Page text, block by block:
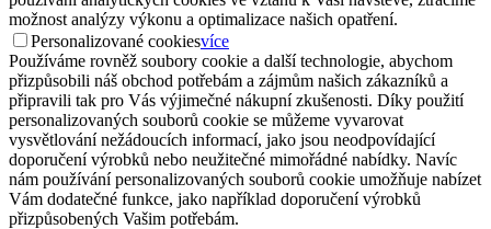
možnost analýzy výkonu a optimalizace našich opatření.
Personalizované cookiesvíce
Používáme rovněž soubory cookie a další technologie, abychom
přizpůsobili náš obchod potřebám a zájmům našich zákazníků a
připravili tak pro Vás výjimečné nákupní zkušenosti. Díky použití
personalizovaných souborů cookie se můžeme vyvarovat
vysvětlování nežádoucích informací, jako jsou neodpovídající
doporučení výrobků nebo neužitečné mimořádné nabídky. Navíc
nám používání personalizovaných souborů cookie umožňuje nabízet
Vám dodatečné funkce, jako například doporučení výrobků
přizpůsobených Vašim potřebám.